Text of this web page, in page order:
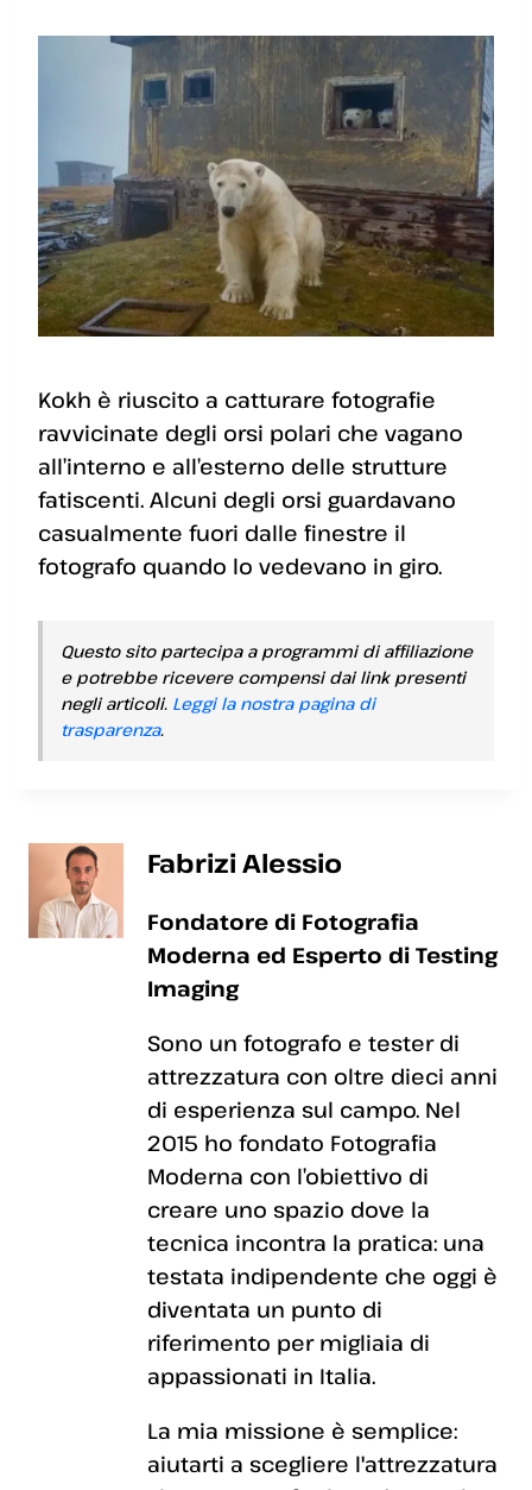
Kokh è riuscito a catturare fotografie
ravvicinate degli orsi polari che vagano
all’interno e all’esterno delle strutture
fatiscenti. Alcuni degli orsi guardavano
casualmente fuori dalle finestre il
fotografo quando lo vedevano in giro.
Questo sito partecipa a programmi di affiliazione
e potrebbe ricevere compensi dai link presenti
negli articoli. Leggi la nostra pagina di
trasparenza.
Fabrizi Alessio
Fondatore di Fotografia
Moderna ed Esperto di Testing
Imaging
Sono un fotografo e tester di
attrezzatura con oltre dieci anni
di esperienza sul campo. Nel
2015 ho fondato Fotografia
Moderna con l’obiettivo di
creare uno spazio dove la
tecnica incontra la pratica: una
testata indipendente che oggi è
diventata un punto di
riferimento per migliaia di
appassionati in Italia.
La mia missione è semplice:
aiutarti a scegliere l'attrezzatura